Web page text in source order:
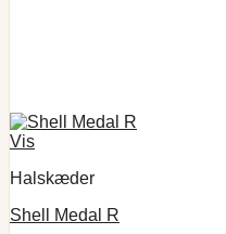
Vis
Halskæder
Shell Medal R